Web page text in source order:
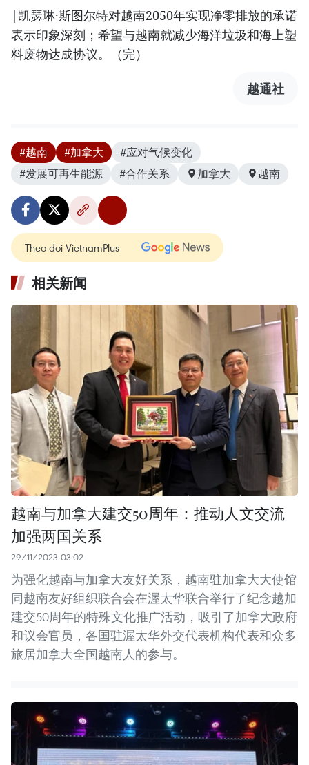
|凯瑟琳·斯图尔特对越南2050年实现净零排放的承诺
表示印象深刻；希望与越南就减少海洋垃圾和海上塑
料废物达成协议。（完）
越通社
#越南 #加拿大
#应对气候变化
#发展可再生能源
#合作关系 加拿大 越南
Theo dõi VietnamPlus
相关新闻
越南与加拿大建交50周年：推动人文交流
加强两国关系
29/11/2023 03:02
为强化越南与加拿大友好关系，越南驻加拿大大使馆
同越南友好组织联合会在渥太华联合举行了纪念越加
建交50周年的特殊文化推广活动，吸引了加拿大政府
和议会官员，各国驻渥太华外交代表机构代表和众多
旅居加拿大全国越南人的参与。